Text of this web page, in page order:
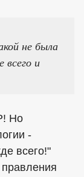
не была
всего и
Но
-
всего!"